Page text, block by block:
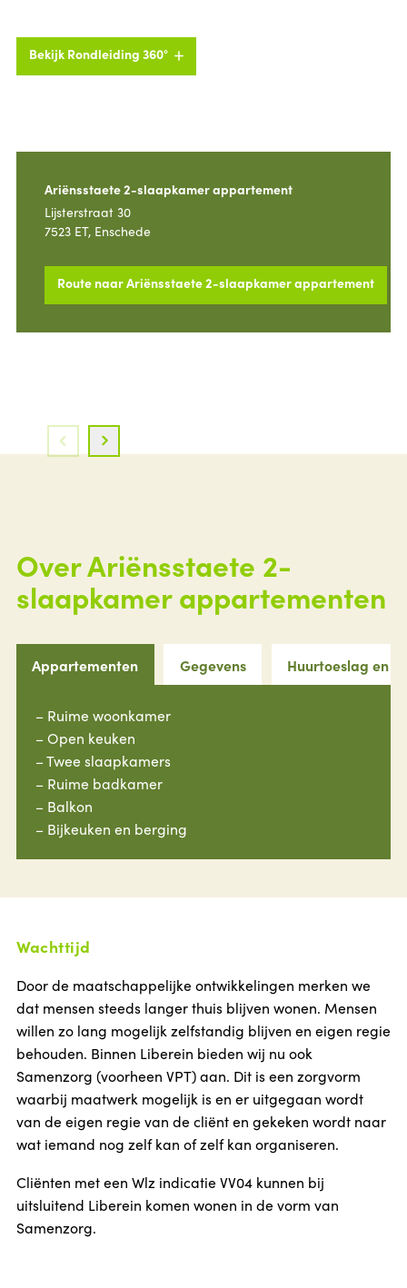
Bekijk Rondleiding 360°
Ariënsstaete 2-slaapkamer appartement
Lijsterstraat 30
7523 ET, Enschede
Route naar Ariënsstaete 2-slaapkamer appartement
Over Ariënsstaete 2-
slaapkamer appartementen
Appartementen Gegevens Huurtoeslag en
– Ruime woonkamer
– Open keuken
– Twee slaapkamers
– Ruime badkamer
– Balkon
– Bijkeuken en berging
Wachttijd
Door de maatschappelijke ontwikkelingen merken we
dat mensen steeds langer thuis blijven wonen. Mensen
willen zo lang mogelijk zelfstandig blijven en eigen regie
behouden. Binnen Liberein bieden wij nu ook
Samenzorg (voorheen VPT) aan. Dit is een zorgvorm
waarbij maatwerk mogelijk is en er uitgegaan wordt
van de eigen regie van de cliënt en gekeken wordt naar
wat iemand nog zelf kan of zelf kan organiseren.
Cliënten met een Wlz indicatie VV04 kunnen bij
uitsluitend Liberein komen wonen in de vorm van
Samenzorg.